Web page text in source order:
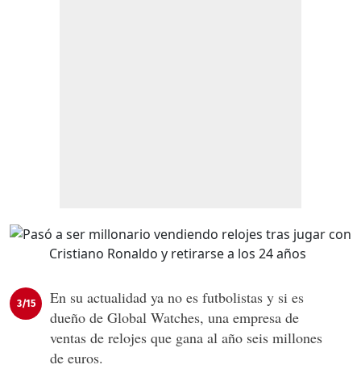
3/15
En su actualidad ya no es futbolistas y si es
dueño de Global Watches, una empresa de
ventas de relojes que gana al año seis millones
de euros.